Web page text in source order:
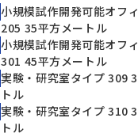
小規模試作開発可能オフ
205 35平方メートル
小規模試作開発可能オフ
301 45平方メートル
実験・研究室タイプ 309
トル
実験・研究室タイプ 310
トル